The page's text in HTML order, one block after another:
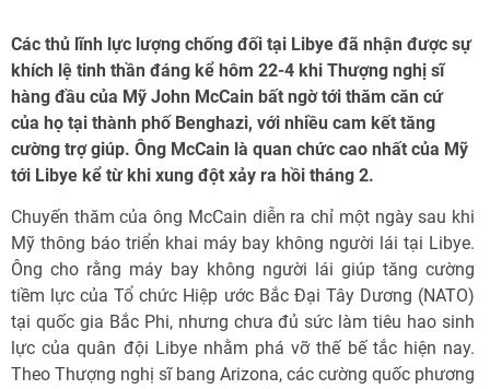
Các thủ lĩnh lực lượng chống đối tại Libye đã nhận được sự
khích lệ tinh thần đáng kể hôm 22-4 khi Thượng nghị sĩ
hàng đầu của Mỹ John McCain bất ngờ tới thăm căn cứ
của họ tại thành phố Benghazi, với nhiều cam kết tăng
cường trợ giúp. Ông McCain là quan chức cao nhất của Mỹ
tới Libye kể từ khi xung đột xảy ra hồi tháng 2.
Chuyến thăm của ông McCain diễn ra chỉ một ngày sau khi
Mỹ thông báo triển khai máy bay không người lái tại Libye.
Ông cho rằng máy bay không người lái giúp tăng cường
tiềm lực của Tổ chức Hiệp ước Bắc Đại Tây Dương (NATO)
tại quốc gia Bắc Phi, nhưng chưa đủ sức làm tiêu hao sinh
lực của quân đội Libye nhằm phá vỡ thế bế tắc hiện nay.
Theo Thượng nghị sĩ bang Arizona, các cường quốc phương